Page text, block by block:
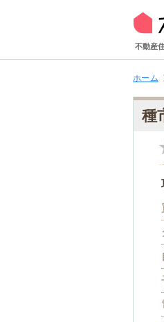
不動産
ホーム
種